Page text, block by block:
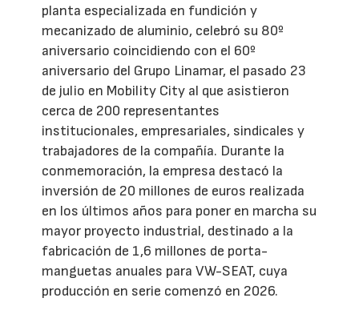
planta especializada en fundición y
mecanizado de aluminio, celebró su 80º
aniversario coincidiendo con el 60º
aniversario del Grupo Linamar, el pasado 23
de julio en Mobility City al que asistieron
cerca de 200 representantes
institucionales, empresariales, sindicales y
trabajadores de la compañía. Durante la
conmemoración, la empresa destacó la
inversión de 20 millones de euros realizada
en los últimos años para poner en marcha su
mayor proyecto industrial, destinado a la
fabricación de 1,6 millones de porta-
manguetas anuales para VW-SEAT, cuya
producción en serie comenzó en 2026.